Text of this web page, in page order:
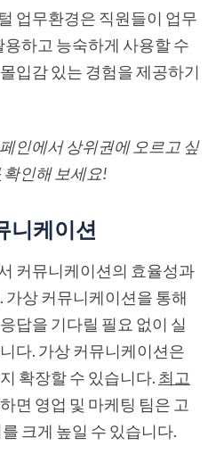
업무환경은 직원들이 업무
하고 능숙하게 사용할 수
입감 있는 경험을 제공하기
인에서 상위권에 오르고 싶
확인해 보세요!
니케이션
커뮤니케이션의 효율성과
가상 커뮤니케이션을 통해
답을 기다릴 필요 없이 실
다. 가상 커뮤니케이션은
확장할 수 있습니다. 최고
면 영업 및 마케팅 팀은 고
크게 높일 수 있습니다.